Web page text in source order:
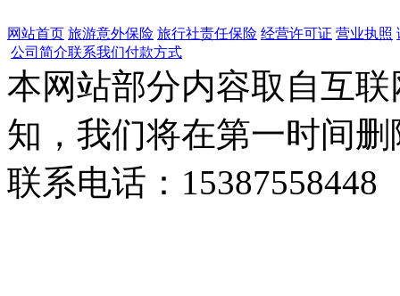
网站首页 旅游意外保险 旅行社责任保险 经营许可证 营业执照
公司简介联系我们付款方式
本网站部分内容取自互
知，我们将在第一时间
联系电话：15387558448